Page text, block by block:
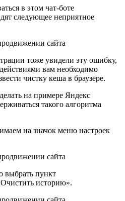
в этом чат-боте
следующее неприятное
тоже увидели эту ошибку,
вам необходимо
чистку кеша в браузере.
на примере Яндекс
такого алгоритма
на значок меню настроек
пункт
историю».